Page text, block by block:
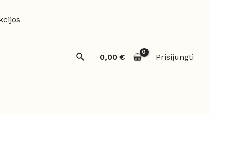
Paieška0,00 € Prisijungti